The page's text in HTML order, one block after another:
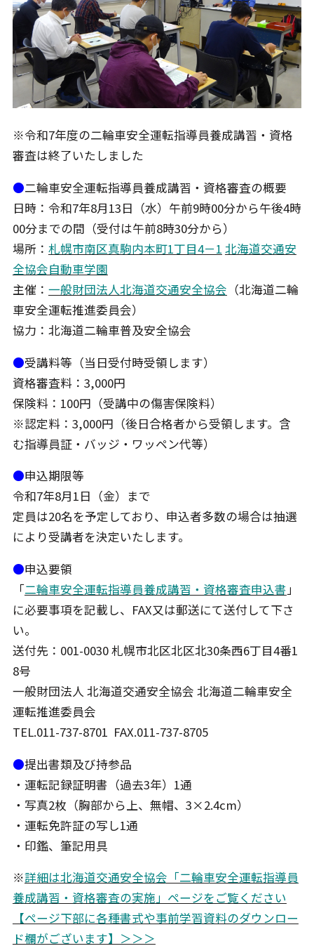
※令和7年度の二輪車安全運転指導員養成講習・資格
審査は終了いたしました
●二輪車安全運転指導員養成講習・資格審査の概要
日時：令和7年8月13日（水）午前9時00分から午後4時
00分までの間（受付は午前8時30分から）
場所： 札幌市南区真駒内本町1丁目4－1 北海道交通安
全協会自動車学園
主催： 一般財団法人北海道交通安全協会 （北海道二輪
車安全運転推進委員会）
協力：北海道二輪車普及安全協会
●受講料等（当日受付時受領します）
資格審査料：3,000円
保険料：100円（受講中の傷害保険料）
※認定料：3,000円（後日合格者から受領します。含
む指導員証・バッジ・ワッペン代等）
●申込期限等
令和7年8月1日（金）まで
定員は20名を予定しており、申込者多数の場合は抽選
により受講者を決定いたします。
●申込要領
「二輪車安全運転指導員養成講習・資格審査申込書」
に必要事項を記載し、FAX又は郵送にて送付して下さ
い。
送付先：001-0030 札幌市北区北区北30条西6丁目4番1
8号
一般財団法人 北海道交通安全協会 北海道二輪車安全
運転推進委員会
TEL.011-737-8701 FAX.011-737-8705
●提出書類及び持参品
・運転記録証明書（過去3年）1通
・写真2枚（胸部から上、無帽、3×2.4cm）
・運転免許証の写し1通
・印鑑、筆記用具
※詳細は北海道交通安全協会「二輪車安全運転指導員
養成講習・資格審査の実施」ページをご覧ください
【ページ下部に各種書式や事前学習資料のダウンロー
ド欄がございます】＞＞＞